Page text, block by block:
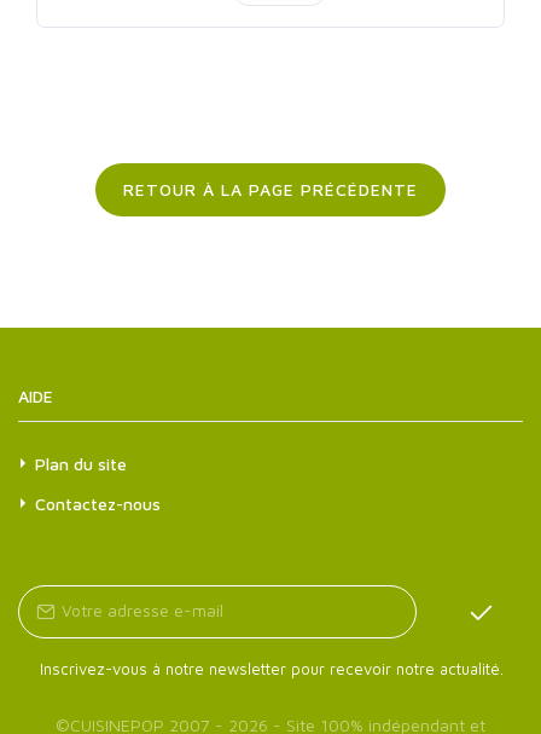
RETOUR À LA PAGE PRÉCÉDENTE
AIDE
Plan du site
Contactez-nous
Inscrivez-vous à notre newsletter pour recevoir notre actualité.
©CUISINEPOP 2007 - 2026 - Site 100% indépendant et